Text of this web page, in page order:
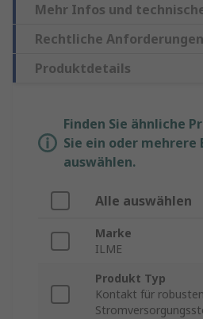
Mehr Infos und
Rechtliche Anforderungen
Produktdetails
Finden Sie ähnliche
Sie ein oder mehrere
auswählen.
Alle auswählen
Marke
ILME
Produkt Typ
Kontakt für robusten